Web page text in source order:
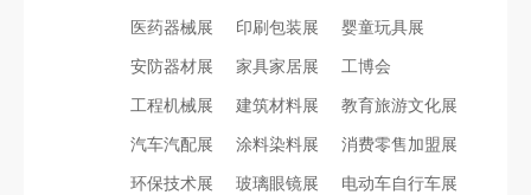
医药器械展 印刷包装展 婴童玩具展
安防器材展 家具家居展 工博会
工程机械展 建筑材料展 教育旅游文化展
汽车汽配展 涂料染料展 消费零售加盟展
环保技术展 玻璃眼镜展 电动车自行车展